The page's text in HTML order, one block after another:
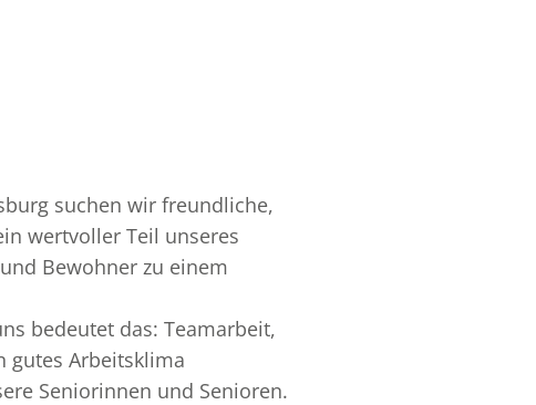
suchen wir freundliche,
wertvoller Teil unseres
Bewohner zu einem
bedeutet das: Teamarbeit,
gutes Arbeitsklima
Seniorinnen und Senioren.